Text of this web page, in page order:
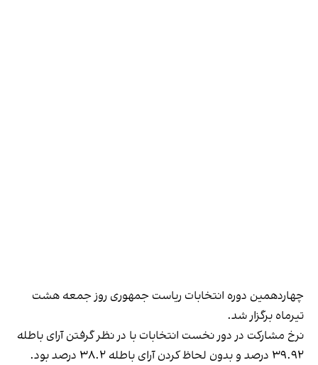
چهاردهمین دوره انتخابات ریاست جمهوری روز جمعه هشت
تیرماه برگزار شد.
نرخ مشارکت در دور نخست انتخابات با در نظر گرفتن آرای باطله
۳۹.۹۲ درصد و بدون لحاظ کردن آرای باطله ۳۸.۲ درصد بود.